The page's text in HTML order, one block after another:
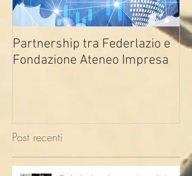
Partnership tra Federlazio e
Fondazione Ateneo Impresa
Post recenti